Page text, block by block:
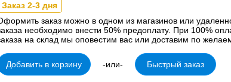
Заказ 2-3 дня
заказ можно в одном из магазинов или
необходимо внести 50% предоплату. При 100%
на склад мы оповестим вас или доставим по
Добавить в корзину -или- Быстрый заказ